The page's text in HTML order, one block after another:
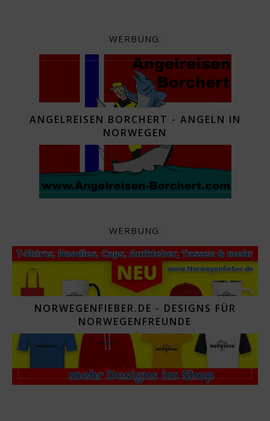
WERBUNG:
ANGELREISEN BORCHERT - ANGELN IN
NORWEGEN
WERBUNG:
NORWEGENFIEBER.DE - DESIGNS FÜR
NORWEGENFREUNDE